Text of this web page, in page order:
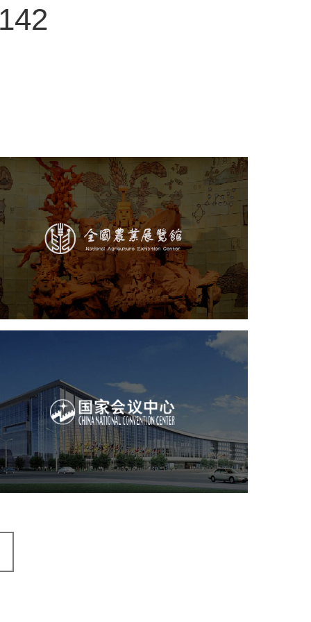
农业展览馆
文化艺术 展馆网站建设
博物馆展厅设计
字博物馆建设
展厅空间设计
企业展厅设计
公司展厅设计
北京展厅设计 产品展厅设计
国家会议中心
服务行业 专业服务 网站建设 网站设计